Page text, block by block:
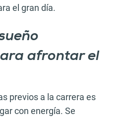
el gran día.
afrontar el
previos a la carrera es
con energía. Se